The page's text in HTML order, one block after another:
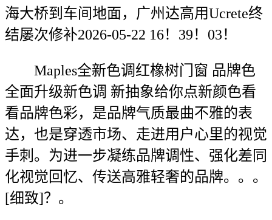
海大桥到车间地面，广州达高用Ucrete终
结屡次修补2026-05-22 16！39！03！
Maples全新色调红橡树门窗 品牌色
全面升级新色调 新抽象给你点新颜色看
看品牌色彩，是品牌气质最曲不雅的表
达，也是穿透市场、走进用户心里的视觉
手刺。为进一步凝练品牌调性、强化差同
化视觉回忆、传送高雅轻奢的品牌。。。
[细致]？。